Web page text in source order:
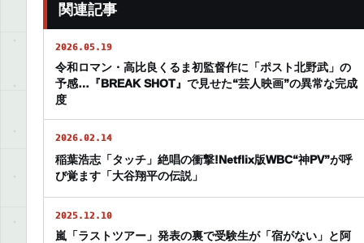
関連記事
2026.05.19
令和ロマン・高比良くるま初監督作に「ポスト北野武」の
予感…『BREAK SHOT』で見せた“芸人映画”の異常な完成
度
2026.02.14
稲葉浩志「タッチ」絶唱の衝撃!Netflix版WBC“神PV”が呼
び覚ます「大谷翔平の伝説」
2025.12.10
嵐「ラストツアー」発表の裏で受験生が「宿がない」と阿